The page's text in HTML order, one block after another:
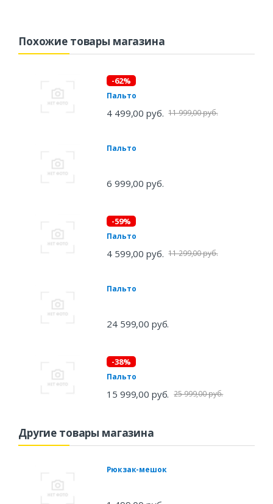
Похожие товары магазина
-62%
Пальто
4 499,00 руб. 11 999,00 руб.
Пальто
6 999,00 руб.
-59%
Пальто
4 599,00 руб. 11 299,00 руб.
Пальто
24 599,00 руб.
-38%
Пальто
15 999,00 руб. 25 999,00 руб.
Другие товары магазина
Рюкзак-мешок